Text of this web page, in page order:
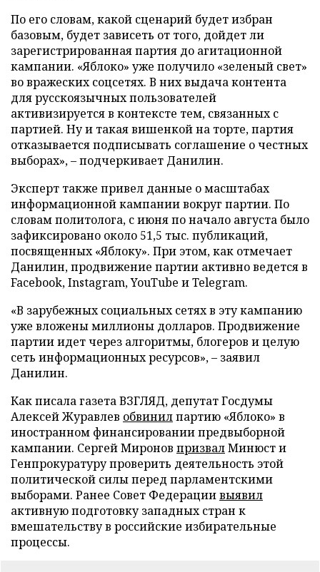
По его словам, какой сценарий будет избран
базовым, будет зависеть от того, дойдет ли
зарегистрированная партия до агитационной
кампании. «Яблоко» уже получило «зеленый свет»
во вражеских соцсетях. В них выдача контента
для русскоязычных пользователей
активизируется в контексте тем, связанных с
партией. Ну и такая вишенкой на торте, партия
отказывается подписывать соглашение о честных
выборах», – подчеркивает Данилин.
Эксперт также привел данные о масштабах
информационной кампании вокруг партии. По
словам политолога, с июня по начало августа было
зафиксировано около 51,5 тыс. публикаций,
посвященных «Яблоку». При этом, как отмечает
Данилин, продвижение партии активно ведется в
Facebook, Instagram, YouTube и Telegram.
«В зарубежных социальных сетях в эту кампанию
уже вложены миллионы долларов. Продвижение
партии идет через алгоритмы, блогеров и целую
сеть информационных ресурсов», – заявил
Данилин.
Как писала газета ВЗГЛЯД, депутат Госдумы
Алексей Журавлев обвинилпартию «Яблоко» в
иностранном финансировании предвыборной
кампании. Сергей Миронов призвалМинюст и
Генпрокуратуру проверить деятельность этой
политической силы перед парламентскими
выборами. Ранее Совет Федерациивыявил
активную подготовку западных стран к
вмешательству в российские избирательные
процессы.